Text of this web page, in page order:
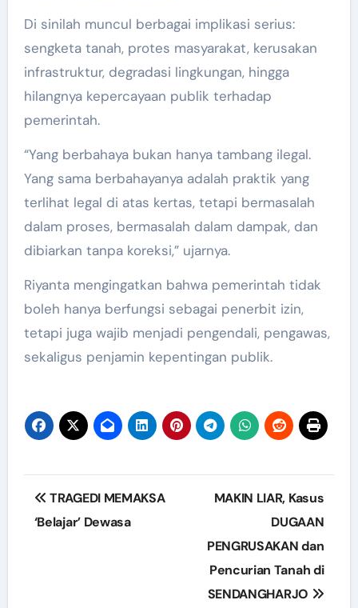
Di sinilah muncul berbagai implikasi serius:
sengketa tanah, protes masyarakat, kerusakan
infrastruktur, degradasi lingkungan, hingga
hilangnya kepercayaan publik terhadap
pemerintah.
“Yang berbahaya bukan hanya tambang ilegal.
Yang sama berbahayanya adalah praktik yang
terlihat legal di atas kertas, tetapi bermasalah
dalam proses, bermasalah dalam dampak, dan
dibiarkan tanpa koreksi,” ujarnya.
Riyanta mengingatkan bahwa pemerintah tidak
boleh hanya berfungsi sebagai penerbit izin,
tetapi juga wajib menjadi pengendali, pengawas,
sekaligus penjamin kepentingan publik.
Post
navigation
TRAGEDI MEMAKSA
‘Belajar’ Dewasa
MAKIN LIAR, Kasus
DUGAAN
PENGRUSAKAN dan
Pencurian Tanah di
SENDANGHARJO